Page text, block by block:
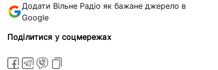
Додати Вільне Радіо як бажане джерело в
Google
Поділитися у соцмережах